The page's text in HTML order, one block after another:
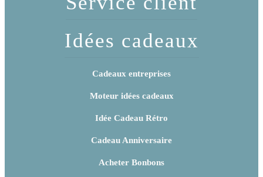
Idées cadeaux
Cadeaux entreprises
Moteur idées cadeaux
Idée Cadeau Rétro
Cadeau Anniversaire
Acheter Bonbons